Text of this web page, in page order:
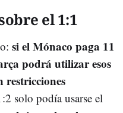
el 1:1
si el Mónaco paga 11
podrá utilizar esos
solo podía usarse el